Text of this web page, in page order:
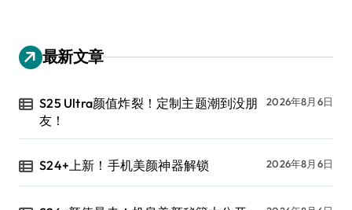
最新文章
S25 Ultra颜值炸裂！定制主题潮到没朋
友！
2026年8月6日
S24+上新！手机美颜神器解锁 2026年8月6日